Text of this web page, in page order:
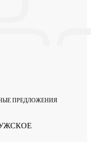
ПРЕДЛОЖЕНИЯ